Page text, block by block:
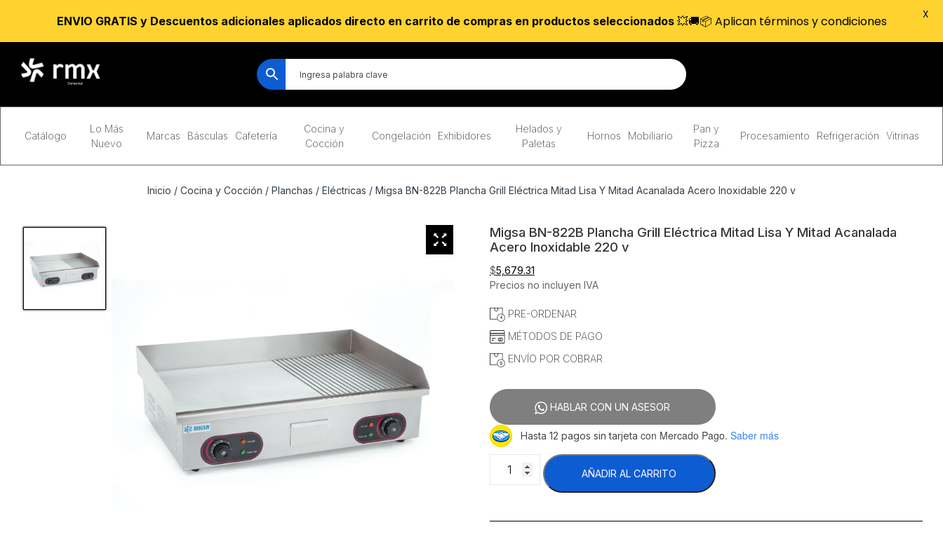
Catálogo
Lo Más
Nuevo
Marcas Básculas Cafetería
Cocina y
Cocción
Congelación Exhibidores
Helados y
Paletas
Hornos Mobiliario
Pan y
Pizza
Procesamiento Refrigeración Vitrinas
Inicio / Cocina y Cocción / Planchas / Eléctricas / Migsa BN-822B Plancha Grill Eléctrica Mitad Lisa Y Mitad Acanalada Acero Inoxidable 220 v
Migsa BN-822B Plancha Grill Eléctrica Mitad Lisa Y Mitad Acanalada
Acero Inoxidable 220 v
$5,679.31
Precios no incluyen IVA
PRE-ORDENAR
MÉTODOS DE PAGO
ENVÍO POR COBRAR
HABLAR CON UN ASESOR
Hasta 12 pagos sin tarjeta con Mercado Pago. Saber más
Grill
AÑADIR AL CARRITO
ENVIO GRATIS y Descuentos adicionales aplicados directo en carrito de compras en productos seleccionados💥🚚📦 Aplican términos y condiciones X